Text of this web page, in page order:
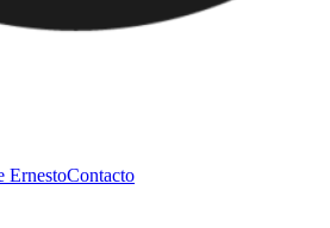
ErnestoContacto